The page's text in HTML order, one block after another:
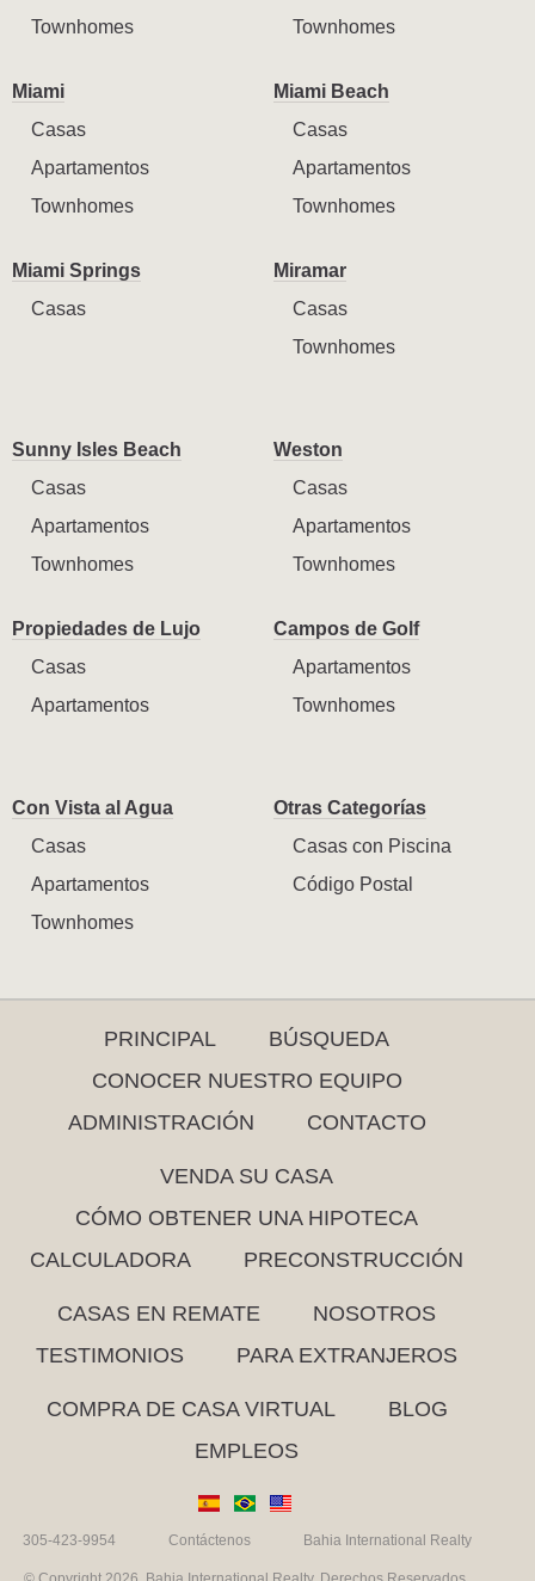
Townhomes
Townhomes
Miami
Casas
Apartamentos
Townhomes
Miami Beach
Casas
Apartamentos
Townhomes
Miami Springs
Casas
Miramar
Casas
Townhomes
Sunny Isles Beach
Casas
Apartamentos
Townhomes
Weston
Casas
Apartamentos
Townhomes
Propiedades de Lujo
Casas
Apartamentos
Campos de Golf
Apartamentos
Townhomes
Con Vista al Agua
Casas
Apartamentos
Townhomes
Otras Categorías
Casas con Piscina
Código Postal
PRINCIPAL
BÚSQUEDA
CONOCER NUESTRO EQUIPO
ADMINISTRACIÓN
CONTACTO
VENDA SU CASA
CÓMO OBTENER UNA HIPOTECA
CALCULADORA
PRECONSTRUCCIÓN
CASAS EN REMATE
NOSOTROS
TESTIMONIOS
PARA EXTRANJEROS
COMPRA DE CASA VIRTUAL
BLOG
EMPLEOS
305-423-9954 Contáctenos Bahia International Realty